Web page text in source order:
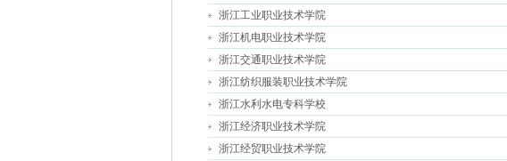
浙江工业职业技术学院
浙江机电职业技术学院
浙江交通职业技术学院
浙江纺织服装职业技术学院
浙江水利水电专科学校
浙江经济职业技术学院
浙江经贸职业技术学院